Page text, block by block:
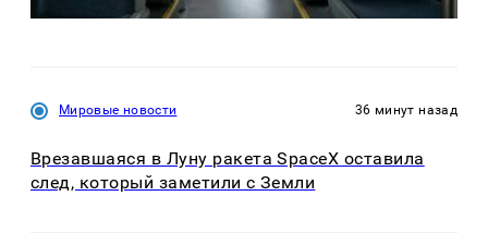
Мировые новости 36 минут назад
Врезавшаяся в Луну ракета SpaceX оставила
след, который заметили с Земли